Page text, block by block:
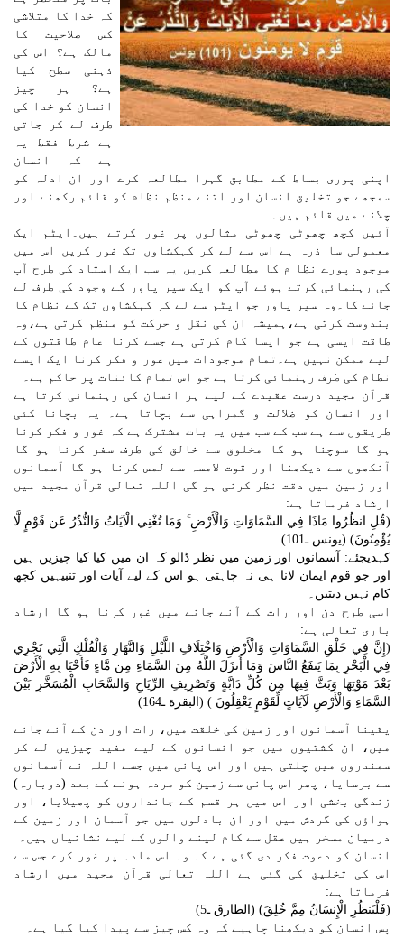
کہ خدا کا متلاشی
کس صلاحیت کا
مالک ہے؟ اس کی
ذہنی سطح کیا
ہے؟ ہر چیز
انسان کو خدا کی
طرف لے کر جاتی
ہے شرط فقط یہ
ہے کہ انسان
اپنی پوری بساط کے مطابق گہرا مطالعہ کرے اور ان ادلہ کو
سمجھے جو تخلیق انسان اور اتنے منظم نظام کو قائم رکھنے اور
چلانے میں قائم ہیں۔
آئیں کچھ چھوٹی چھوٹی مثالوں پر غور کرتے ہیں۔ایٹم ایک
معمولی سا ذرہ ہے اس سے لے کر کہکشاوں تک غور کریں اس میں
موجود پورے نظا م کا مطالعہ کریں یہ سب ایک استاد کی طرح آپ
کی رہنمائی کرتے ہوئے آپ کو ایک سپر پاور کے وجود کی طرف لے
جائے گا۔وہ سپر پاور جو ایٹم سے لے کر کہکشاوں تک کے نظام کا
بندوست کرتی ہے،ہمیشہ ان کی نقل و حرکت کو منظم کرتی ہے،وہ
طاقت ایسی ہے جو ایسا کام کرتی ہے جسے کرنا عام طاقتوں کے
لیے ممکن نہیں ہے۔تمام موجودات میں غور و فکر کرنا ایک ایسے
نظام کی طرف رہنمائی کرتا ہے جو اس تمام کائنات پر حاکم ہے۔
قرآن مجید درست عقیدے کے لیے ہر انسان کی رہنمائی کرتا ہے
اور انسان کو ضلالت و گمراہی سے بچاتا ہے۔ یہ بچانا کئی
طریقوں سے ہے سب کے سب میں یہ بات مشترک ہے کہ غور و فکر کرنا
ہو گا سوچنا ہو گا مخلوق سے خالق کی طرف سفر کرنا ہو گا
آنکھوں سے دیکھنا اور قوت لامسہ سے لمس کرنا ہو گا آسمانوں
اور زمین میں دقت نظر کرنی ہو گی اللہ تعالی قرآن مجید میں
ارشاد فرماتا ہے:
(قُلِ انظُرُوا مَاذَا فِي السَّمَاوَاتِ وَالْأَرْضِ ۚ وَمَا تُغْنِي الْآيَاتُ وَالنُّذُرُ عَن قَوْمٍ لَّا
يُؤْمِنُونَ) (يونس ـ101)
کہدیجئے: آسمانوں اور زمین میں نظر ڈالو کہ ان میں کیا کیا چیزیں ہیں
اور جو قوم ایمان لانا ہی نہ چاہتی ہو اس کے لیے آیات اور تنبیہیں کچھ
کام نہیں دیتیں۔
اسی طرح دن اور رات کے آنے جانے میں غور کرنا ہو گا ارشاد
باری تعالی ہے:
(إِنَّ فِي خَلْقِ السَّمَاوَاتِ وَالْأَرْضِ وَاخْتِلَافِ اللَّيْلِ وَالنَّهَارِ وَالْفُلْكِ الَّتِي تَجْرِي
فِي الْبَحْرِ بِمَا يَنفَعُ النَّاسَ وَمَا أَنزَلَ اللَّهُ مِنَ السَّمَاءِ مِن مَّاءٍ فَأَحْيَا بِهِ الْأَرْضَ
بَعْدَ مَوْتِهَا وَبَثَّ فِيهَا مِن كُلِّ دَابَّةٍ وَتَصْرِيفِ الرِّيَاحِ وَالسَّحَابِ الْمُسَخَّرِ بَيْنَ
السَّمَاءِ وَالْأَرْضِ لَآيَاتٍ لِّقَوْمٍ يَعْقِلُونَ ) (البقرة ـ164)
یقینا آسمانوں اور زمین کی خلقت میں، رات اور دن کے آنے جانے
میں، ان کشتیوں میں جو انسانوں کے لیے مفید چیزیں لے کر
سمندروں میں چلتی ہیں اور اس پانی میں جسے اللہ نے آسمانوں
سے برسایا، پھر اس پانی سے زمین کو مردہ ہونے کے بعد (دوبارہ)
زندگی بخشی اور اس میں ہر قسم کے جانداروں کو پھیلایا، اور
ہواؤں کی گردش میں اور ان بادلوں میں جو آسمان اور زمین کے
درمیان مسخر ہیں عقل سے کام لینے والوں کے لیے نشانیاں ہیں۔
انسان کو دعوت فکر دی گئی ہے کہ وہ اس مادہ پر غور کرے جس سے
اس کی تخلیق کی گئی ہے اللہ تعالی قرآن مجید میں ارشاد
فرماتا ہے:
(فَلْيَنظُرِ الْإِنسَانُ مِمَّ خُلِقَ) (الطارق ـ5)
پس انسان کو دیکھنا چاہیے کہ وہ کس چیز سے پیدا کیا گیا ہے۔